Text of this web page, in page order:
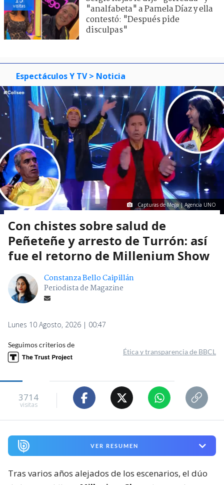
visitas
"analfabeta" a Pamela Díaz y ella
contestó: "Después pide
disculpas"
Espectáculos Y TV > Noticia
Capturas de Mega | Agencia UNO
Con chistes sobre salud de
Peñeteñe y arresto de Turrón: así
fue el retorno de Millenium Show
Constanza Bello Caipillán
Periodista de Magazine
Lunes 10 Agosto, 2026 | 00:47
Seguimos criterios de
Ética y transparencia de BBCL
3714
visitas
VER RESUMEN
Tras varios años alejados de los escenarios, el dúo